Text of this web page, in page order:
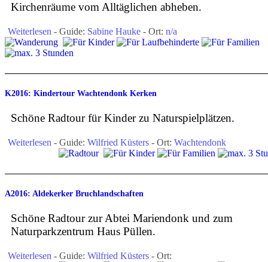
Kirchenräume vom Alltäglichen abheben.
Weiterlesen - Guide: Sabine Hauke - Ort: n/a
K2016: Kindertour Wachtendonk Kerken
Schöne Radtour für Kinder zu Naturspielplätzen.
Weiterlesen - Guide: Wilfried Küsters - Ort: Wachtendonk
A2016: Aldekerker Bruchlandschaften
Schöne Radtour zur Abtei Mariendonk und zum
Naturparkzentrum Haus Püllen.
Weiterlesen - Guide: Wilfried Küsters - Ort: